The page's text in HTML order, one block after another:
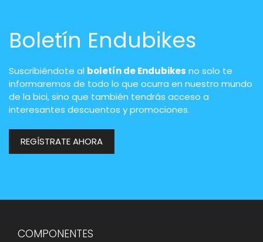
Boletín Endubikes
Suscribiéndote al boletín de Endubikes no solo te
informaremos de todo lo que ocurra en nuestro mundo
de la bici, sino que también tendrás acceso a
interesantes descuentos y promociones.
REGÍSTRATE AHORA
COMPONENTES